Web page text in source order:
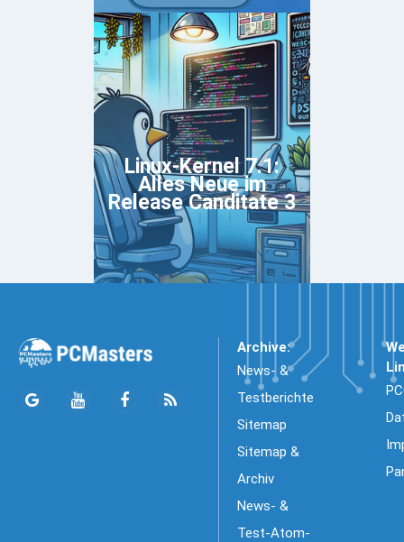
Linux-Kernel 7.1:
Alles Neue im
Release Canditate 3
Archive:
News- &
Testberichte
Sitemap
Sitemap &
Archiv
News- &
Test-Atom-